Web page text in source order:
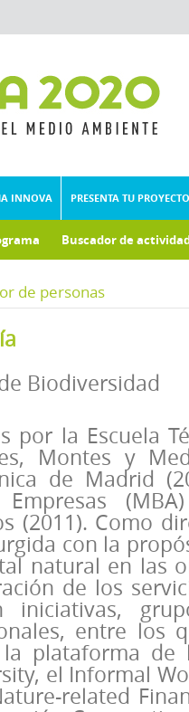
INNOVA PRESENTA TU PROYECTO
Buscador de
de personas
Biodiversidad
por la Escuela
Montes y
de Madrid
(2011). Como
con la
natural en las
de los
iniciativas,
entre los
plataforma de
el Informal
related